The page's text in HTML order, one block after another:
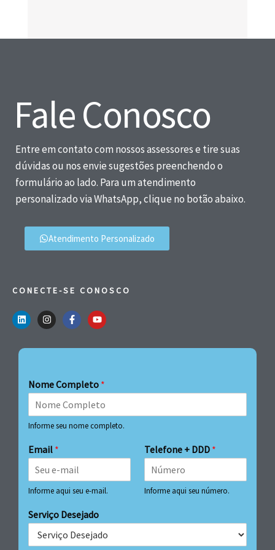
Fale Conosco
Entre em contato com nossos assessores e tire suas
dúvidas ou nos envie sugestões preenchendo o
formulário ao lado. Para um atendimento
personalizado via WhatsApp, clique no botão abaixo.
Atendimento Personalizado
CONECTE-SE CONOSCO
Nome Completo *
Informe seu nome completo.
Email *
Informe aqui seu e-mail.
Telefone + DDD *
Informe aqui seu número.
Serviço Desejado